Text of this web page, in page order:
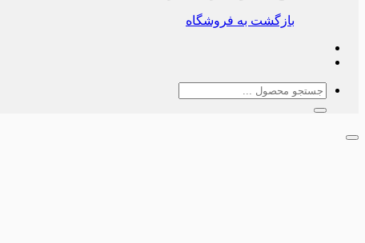
بازگشت به فروشگاه
جستجو